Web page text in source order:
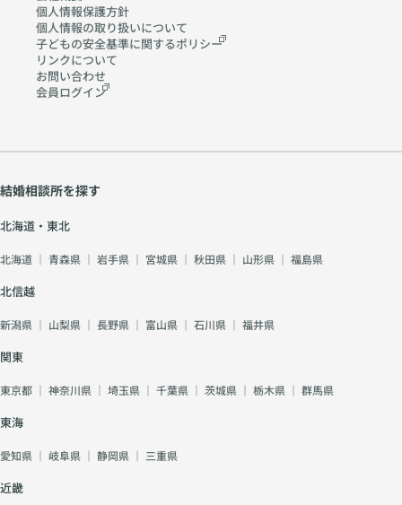
公式サイトはこちら
提案いたします。 オ
mariage.com/（京
都・奈良・大阪でのご
り。 あなたのライフ
マリアージュは、地域
でいられる婚活」を大
個人情報保護方針
個人情報の取り扱いについて
子どもの安全基準に関するポリシー
リンクについて
お問い合わせ
会員ログイン
結婚相談所を探す
北海道・東北
北海道 ｜ 青森県 ｜ 岩手県 ｜ 宮城県 ｜ 秋田県 ｜ 山形県 ｜ 福島県
北信越
新潟県 ｜ 山梨県 ｜ 長野県 ｜ 富山県 ｜ 石川県 ｜ 福井県
関東
東京都 ｜ 神奈川県 ｜ 埼玉県 ｜ 千葉県 ｜ 茨城県 ｜ 栃木県 ｜ 群馬県
東海
愛知県 ｜ 岐阜県 ｜ 静岡県 ｜ 三重県
近畿